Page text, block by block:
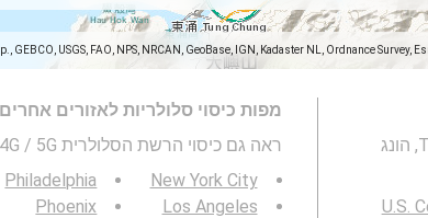
GEBCO, USGS, FAO, NPS, NRCAN, GeoBase, IGN, Kadaster NL, Ordnance
מפה זו מייצגת את הכיסוי של רשתות סלולריות 2G, 3G, 4G ו- 5G ב- Tuen-Mun, הונג
U.S.
מפות כיסוי סלולריות לאזורים אחרים
ראה גם כיסוי הרשת הסלולרית 3G / 4G / 5G ב
New York City
Los Angeles
Philadelphia
Phoenix